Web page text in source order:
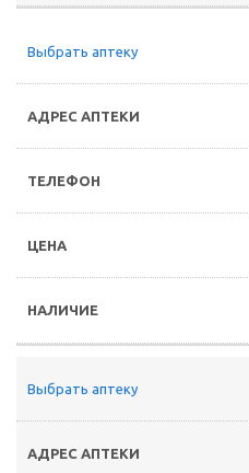
Выбрать аптеку
Выбрать аптеку